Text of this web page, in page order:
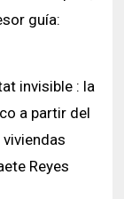
guía:
invisible : la
a partir del
Reyes